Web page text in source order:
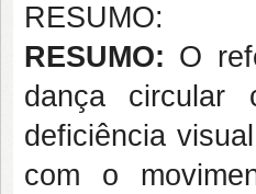
RESUMO:
RESUMO: O
dança circular
deficiência
com o